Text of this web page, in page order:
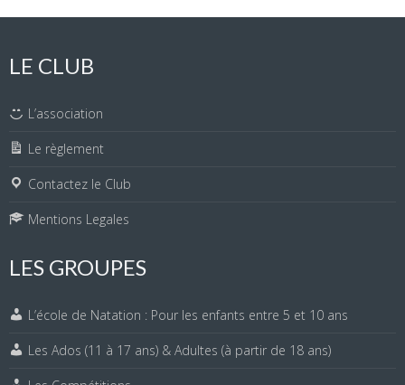
LE CLUB
L’association
Le règlement
Contactez le Club
Mentions Legales
LES GROUPES
L’école de Natation : Pour les enfants entre 5 et 10 ans
Les Ados (11 à 17 ans) & Adultes (à partir de 18 ans)